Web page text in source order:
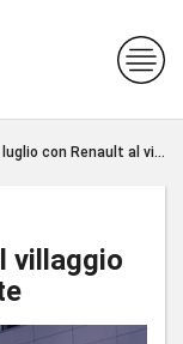
luglio con Renault al vi...
villaggio